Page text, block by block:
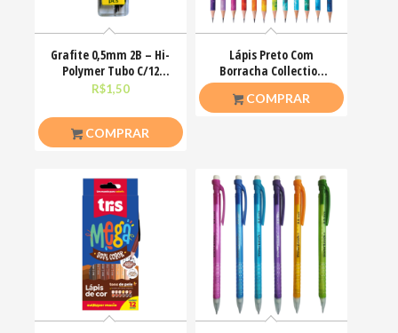
Grafite 0,5mm 2B – Hi-
Polymer Tubo C/12
Minas Tris
R$1,50
COMPRAR
Lápis Preto Com
Borracha Collection
Signos HB Tris
COMPRAR